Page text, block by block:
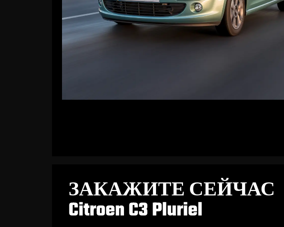
ЗАКАЖИТЕ СЕЙЧАС
Citroen C3 Pluriel